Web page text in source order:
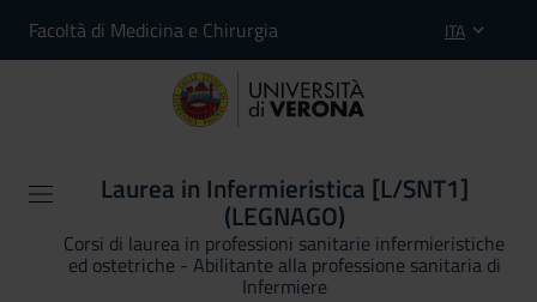
Facoltà di Medicina e Chirurgia ITA
Laurea in Infermieristica [L/SNT1]
(LEGNAGO)
Corsi di laurea in professioni sanitarie infermieristiche
ed ostetriche - Abilitante alla professione sanitaria di
Infermiere